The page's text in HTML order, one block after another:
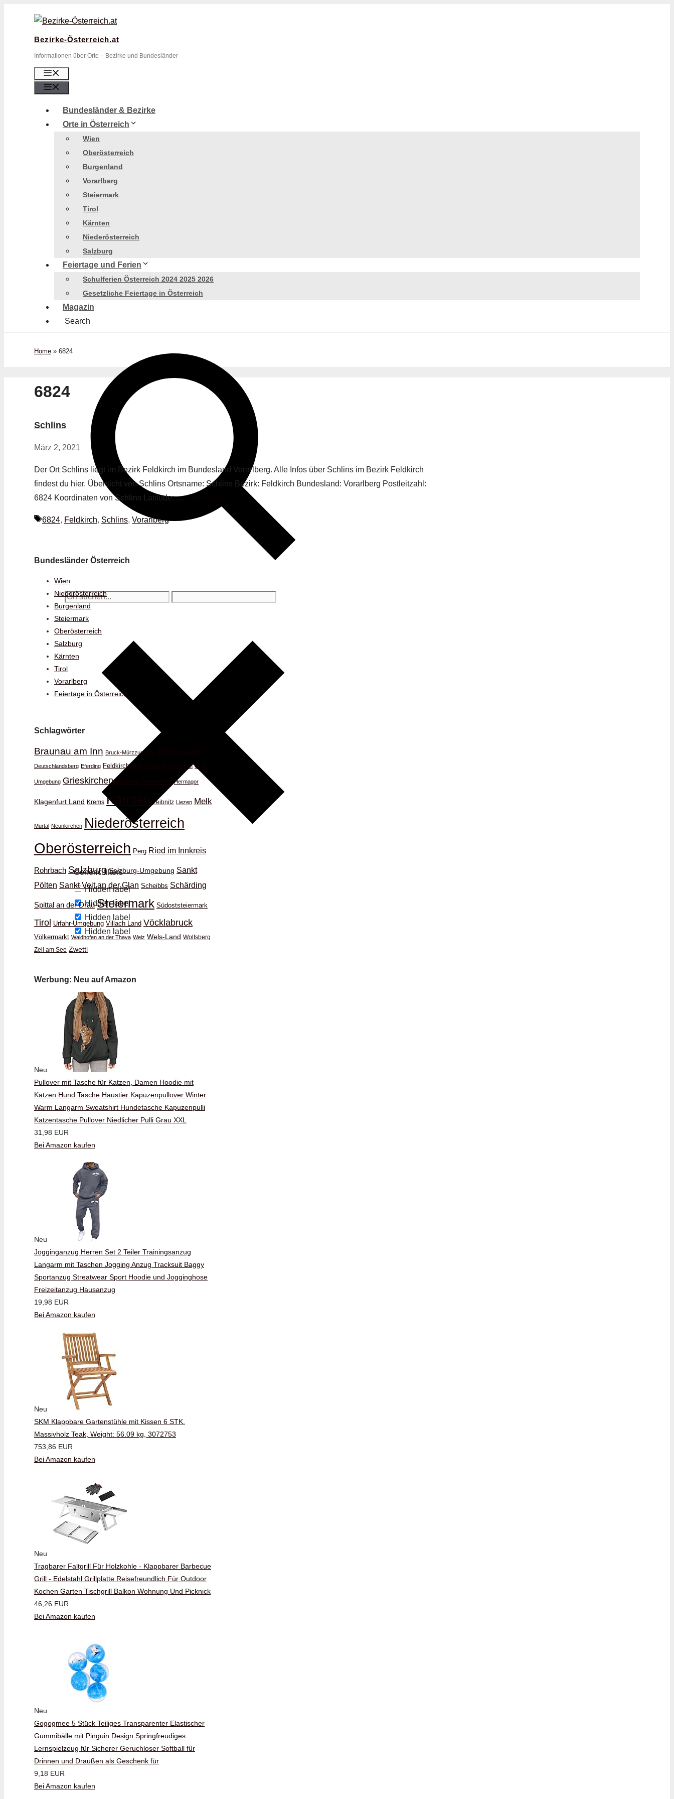
Bezirke-Österreich.at
Informationen über Orte – Bezirke und Bundesländer
Bundesländer & Bezirke
Orte in Österreich
Wien
Oberösterreich
Burgenland
Vorarlberg
Steiermark
Tirol
Kärnten
Niederösterreich
Salzburg
Feiertage und Ferien
Schulferien Österreich 2024 2025 2026
Gesetzliche Feiertage in Österreich
Magazin
Search
Generic filters
Hidden label
Hidden label
Hidden label
Hidden label
Home » 6824
6824
Schlins
März 2, 2021
Der Ort Schlins liegt im Bezirk Feldkirch im Bundesland Vorarlberg. Alle Infos über Schlins im Bezirk Feldkirch
findest du hier. Übersicht von Schlins Ortsname: Schlins Bezirk: Feldkirch Bundesland: Vorarlberg Postleitzahl:
6824 Koordinaten von Schlins Latitude: …weiter lesen >
Schlagwörter
6824, Feldkirch, Schlins, Vorarlberg
Bundesländer Österreich
Wien
Niederösterreich
Burgenland
Steiermark
Oberösterreich
Salzburg
Kärnten
Tirol
Vorarlberg
Feiertage in Österreich
Schlagwörter
Braunau am Inn Bruck-Mürzzuschlag
Deutschlandsberg Eferding Feldkirchen Gmunden Graz-
Umgebung Grieskirchen Hermagor
Klagenfurt Land Krems Kärnten Leibnitz Liezen Melk
Murtal Neunkirchen Niederösterreich
Oberösterreich Perg Ried im Innkreis
Rohrbach Salzburg Salzburg-Umgebung Sankt
Pölten Sankt Veit an der Glan Scheibbs Schärding
Spittal an der Drau Steiermark Südoststeiermark
Tirol Urfahr-Umgebung Villach Land Vöcklabruck
Völkermarkt Waidhofen an der Thaya Weiz Wels-Land Wolfsberg
Zell am See Zwettl
Werbung: Neu auf Amazon
Neu
Pullover mit Tasche für Katzen, Damen Hoodie mit
Katzen Hund Tasche Haustier Kapuzenpullover Winter
Warm Langarm Sweatshirt Hundetasche Kapuzenpulli
Katzentasche Pullover Niedlicher Pulli Grau XXL
31,98 EUR
Bei Amazon kaufen
Neu
Jogginganzug Herren Set 2 Teiler Trainingsanzug
Langarm mit Taschen Jogging Anzug Tracksuit Baggy
Sportanzug Streatwear Sport Hoodie und Jogginghose
Freizeitanzug Hausanzug
19,98 EUR
Bei Amazon kaufen
Neu
SKM Klappbare Gartenstühle mit Kissen 6 STK.
Massivholz Teak, Weight: 56.09 kg, 3072753
753,86 EUR
Bei Amazon kaufen
Neu
Tragbarer Faltgrill Für Holzkohle - Klappbarer Barbecue
Grill - Edelstahl Grillplatte Reisefreundlich Für Outdoor
Kochen Garten Tischgrill Balkon Wohnung Und Picknick
46,26 EUR
Bei Amazon kaufen
Neu
Gogogmee 5 Stück Teiliges Transparenter Elastischer
Gummibälle mit Pinguin Design Springfreudiges
Lernspielzeug für Sicherer Geruchloser Softball für
Drinnen und Draußen als Geschenk für
9,18 EUR
Bei Amazon kaufen